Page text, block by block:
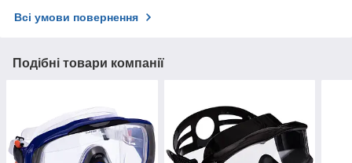
Всі умови повернення
Подібні товари компанії